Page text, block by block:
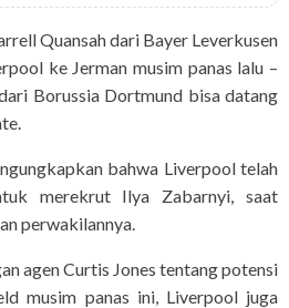
Quansah dari Bayer Leverkusen
ke Jerman musim panas lalu –
Borussia Dortmund bisa datang
bahwa Liverpool telah
merekrut Ilya Zabarnyi, saat
perwakilannya.
agen Curtis Jones tentang potensi
musim panas ini, Liverpool juga